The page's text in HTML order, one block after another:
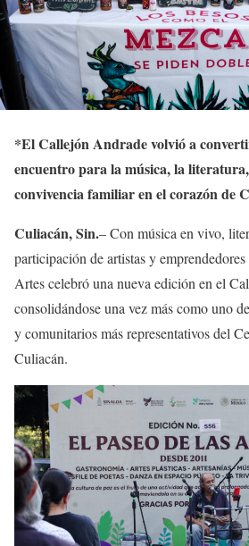
*El Callejón Andrade volvió a
encuentro para la música, la
convivencia familiar en el corazón de
Culiacán,Sin.–Con música en vivo,
participación de artistas y emprendedores
Artes celebró una nueva edición en el
consolidándose una vez más como uno
y comunitarios más representativos del
Culiacán.